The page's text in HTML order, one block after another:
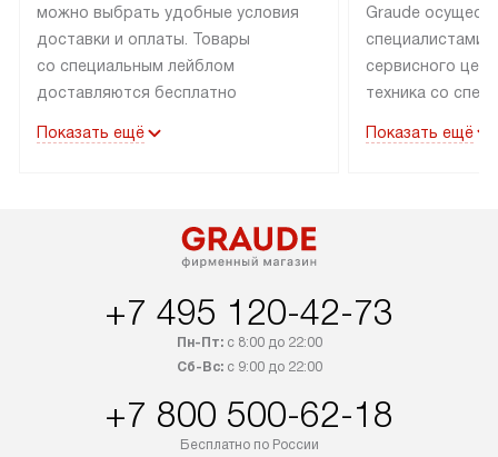
можно выбрать удобные условия
доставки и оплаты. Товары
со специальным лейблом
доставляются бесплатно
до подъезда, а выезд за МКАД
могут быть отгружены покупателю
в течение трех дней. Доставка
регионы осуществляется через
100% предоплаты компания
до представительства
транспортной компании в Москве.
Показать ещё
Graude
специалистами
сервисного
техника со
наличии
и канализации,
сайте в
Показать ещё
+7 495 120-42-73
Пн-Пт:с 8:00 до 22:00
Сб-Вс:с 9:00 до 22:00
+7 800 500-62-18
Бесплатно по России